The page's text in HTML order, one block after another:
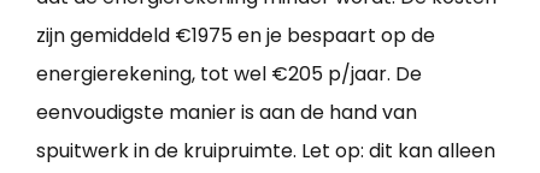
zijn gemiddeld €1975 en je bespaart op de
energierekening, tot wel €205 p/jaar. De
eenvoudigste manier is aan de hand van
spuitwerk in de kruipruimte. Let op: dit kan alleen